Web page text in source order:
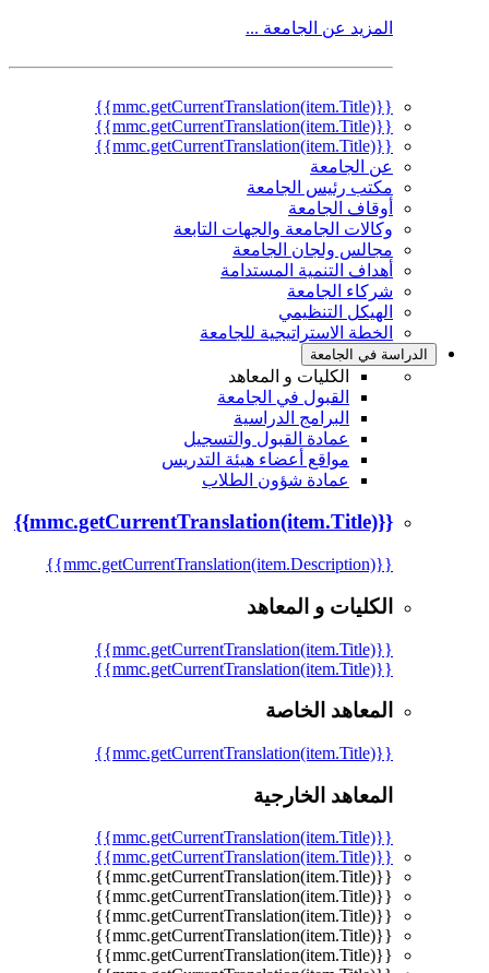
المزيد عن الجامعة ...
{{mmc.getCurrentTranslation(item.Title)}}
{{mmc.getCurrentTranslation(item.Title)}}
{{mmc.getCurrentTranslation(item.Title)}}
عن الجامعة
مكتب رئيس الجامعة
أوقاف الجامعة
وكالات الجامعة والجهات التابعة
مجالس ولجان الجامعة
أهداف التنمية المستدامة
شركاء الجامعة
الهيكل التنظيمي
الخطة الاستراتيجية للجامعة
الدراسة في الجامعة
الكليات و المعاهد
القبول في الجامعة
البرامج الدراسية
عمادة القبول والتسجيل
مواقع أعضاء هيئة التدريس
عمادة شؤون الطلاب
{{mmc.getCurrentTranslation(item.Title)}}
{{mmc.getCurrentTranslation(item.Description)}}
الكليات و المعاهد
{{mmc.getCurrentTranslation(item.Title)}}
{{mmc.getCurrentTranslation(item.Title)}}
المعاهد الخاصة
{{mmc.getCurrentTranslation(item.Title)}}
المعاهد الخارجية
{{mmc.getCurrentTranslation(item.Title)}}
{{mmc.getCurrentTranslation(item.Title)}}
{{mmc.getCurrentTranslation(item.Title)}}
{{mmc.getCurrentTranslation(item.Title)}}
{{mmc.getCurrentTranslation(item.Title)}}
{{mmc.getCurrentTranslation(item.Title)}}
{{mmc.getCurrentTranslation(item.Title)}}